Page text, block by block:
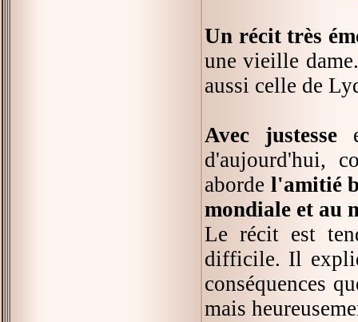
Un récit très
une vieille
aussi celle de
Avec justesse
d'aujourd'hui,
aborde l'amitié
mondiale et au
Le récit est
difficile. Il
conséquences
mais